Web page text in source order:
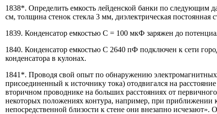
1838*. Определить емкость лейденской банки по следующим
см, толщина стенок стекла 3 мм, диэлектрическая постоянная
1839. Конденсатор емкостью С = 100 мкФ заряжен до
1840. Конденсатор емкостью С 2640 пФ подключен к сети
конденсатора в кулонах.
1841*. Проводя свой опыт по обнаружению
присоединенный к источнику тока) отодвигался на
вторичном проводнике на больших расстояниях от
некоторых положениях контура, например, при приближении
непосредственной близости к стене они внезапно исчезают».